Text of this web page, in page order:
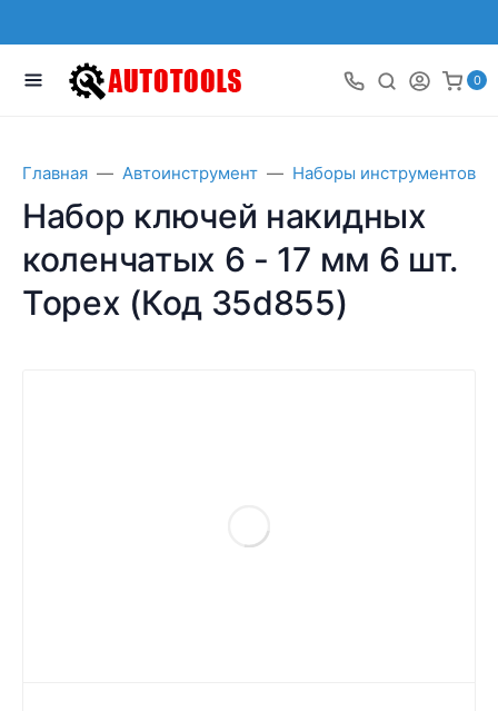
0
Главная Автоинструмент Наборы инструментов
Набор ключей накидных
коленчатых 6 - 17 мм 6 шт.
Topex (Код 35d855)